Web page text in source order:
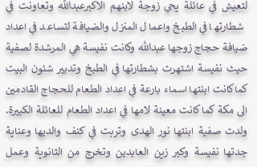
لتعيش في عائلة يحي زوجة لابنهم الاكبرعبدالله وتعاونت في
شطارتها في الطبخ واعمال المنزل والضيافة لتساعد في اعداد
ضيافة حجاج زوجها عبدالله وكانت نفيسة هي المرشدة لصفية
حيث نفيسة اشتهرت بشطارتها في الطبخ وتدبير شئون البيت
كما كانت ابنتها اسماء بارعة في اعداد الطعام للحجاج القادمين
الى مكة كما كانت معينة لامها في اعداد الطعام للعائلة الكبيرة.
ولدت صفية ابنتها نور الهدى وتربت في كنف والديها وعناية
جدتها نفيسة وكبر زين العابدين وتخرج من الثانوية وعمل